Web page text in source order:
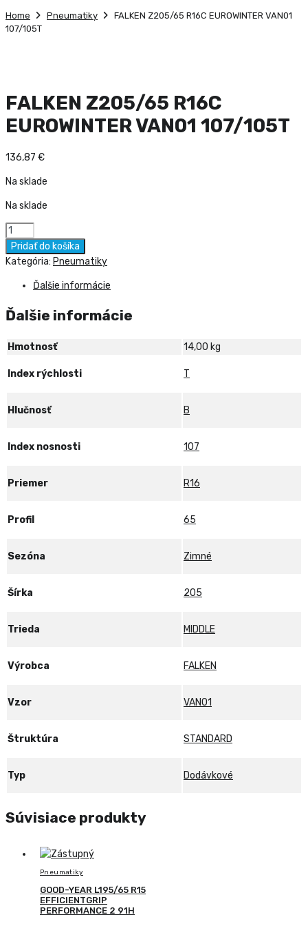
Home Pneumatiky
FALKEN Z205/65 R16C EUROWINTER VAN01
107/105T
FALKEN Z205/65 R16C
EUROWINTER VAN01 107/105T
136,87 €
Na sklade
Na sklade
množstvo
FALKEN
Z205/65
EUROWINTER
107/105T
Pridať do košíka
Kategória: Pneumatiky
Ďalšie informácie
Ďalšie informácie
Hmotnosť 14,00 kg
Index rýchlosti T
Hlučnosť B
Index nosnosti 107
Priemer R16
Profil 65
Sezóna Zimné
Šírka 205
Trieda MIDDLE
Výrobca FALKEN
Vzor VAN01
Štruktúra STANDARD
Typ Dodávkové
Súvisiace produkty
Pneumatiky
GOOD-YEAR L195/65 R15
EFFICIENTGRIP
PERFORMANCE 2 91H